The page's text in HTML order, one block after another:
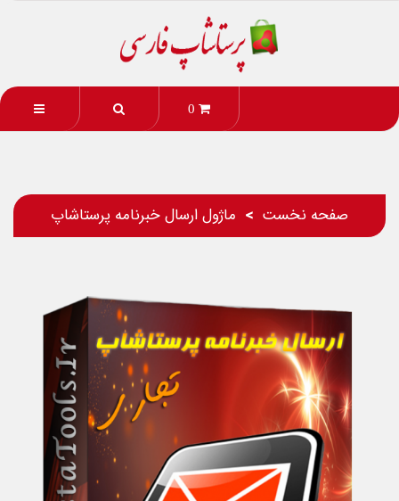
0
صفحه نخست ماژول ارسال خبرنامه پرستاشاپ